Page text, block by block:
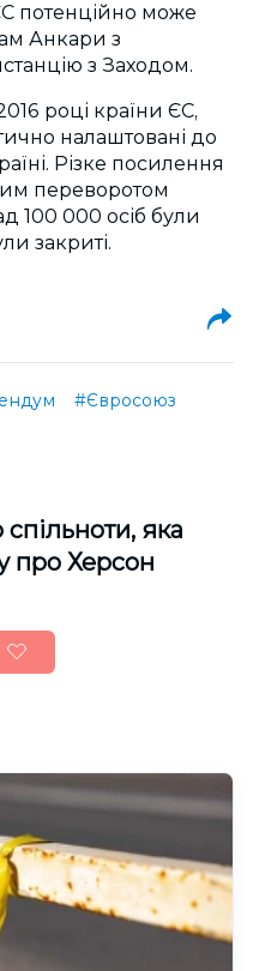
потенційно може
Анкари з
з Заходом.
році країни ЄС,
налаштовані до
Різке посилення
переворотом
100 000 осіб були
закриті.
#Євросоюз
яка
про Херсон